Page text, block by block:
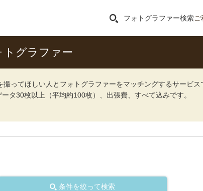
フォトグラファー検索
トグラファー
ってほしい人とフォトグラファーをマッチングするサービス
タ30枚以上（平均約100枚）、出張費、すべて込みです。
条件を絞って検索